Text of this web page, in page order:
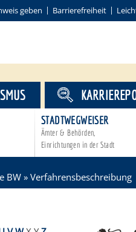
geben Barrierefreiheit
STADTWEGWEISER
Ämter & Behörden,
Einrichtungen in der Stadt
BW » Verfahrensbeschreibung